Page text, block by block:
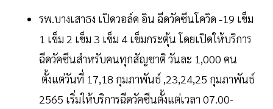
รพ.บางเสาธง เปิดวอล์ค อิน ฉีดวัคซีนโควิด -19 เข็ม
1 เข็ม 2 เข็ม 3 เข็ม 4 เข็มกระตุ้น โดยเปิดให้บริการ
ฉีดวัคซีนสำหรับคนทุกสัญชาติ วันละ 1,000 คน
ตั้งแต่วันที่ 17,18 กุมภาพันธ์ ,23,24,25 กุมภาพันธ์
2565 เริ่มให้บริการฉีดวัคซีนตั้งแต่เวลา 07.00-